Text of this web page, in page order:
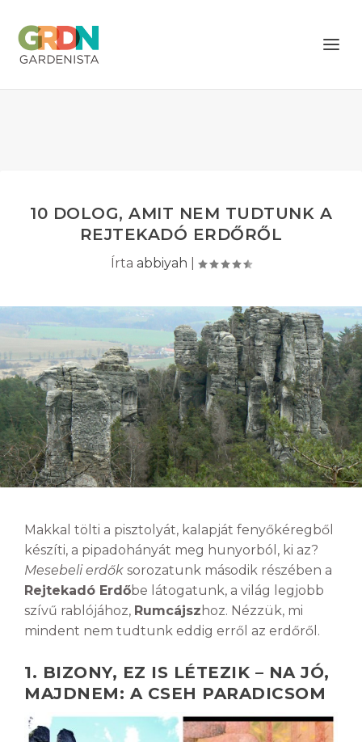
10 DOLOG, AMIT NEM TUDTUNK A
REJTEKADÓ ERDŐRŐL
Írta abbiyah
Makkal tölti a pisztolyát, kalapját fenyőkéregből
készíti, a pipadohányát meg hunyorból, ki az?
Mesebeli erdők sorozatunk második részében a
Rejtekadó Erdőbe látogatunk, a világ legjobb
szívű rablójához, Rumcájsz hoz. Nézzük, mi
mindent nem tudtunk eddig erről az erdőről.
1. BIZONY, EZ IS LÉTEZIK – NA JÓ,
MAJDNEM: A CSEH PARADICSOM